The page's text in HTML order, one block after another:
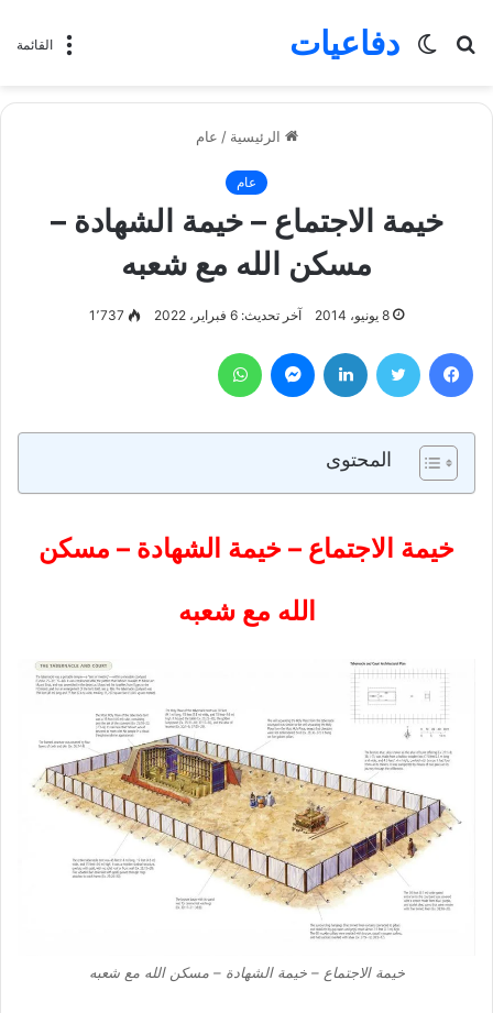
القائمة دفاعيات
بحث
الوضع
الرئيسية / عام
عام
خيمة الاجتماع – خيمة الشهادة –
مسكن الله مع شعبه
8 يونيو، 2014 آخر تحديث: 6 فبراير، 2022 1٬737
فيسبوك تويتر لينكدإن ماسنجر
المحتوى
خيمة الاجتماع – خيمة الشهادة – مسكن
الله مع شعبه
خيمة الاجتماع – خيمة الشهادة – مسكن الله مع شعبه